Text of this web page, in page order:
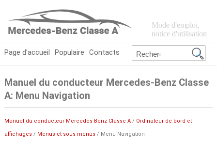
Mode d'emploi,
notice d'utilisation
Page d'accueil Populaire Contacts
Manuel du conducteur Mercedes-Benz Classe
A: Menu Navigation
Manuel du conducteur Mercedes-Benz Classe A/ Ordinateur de bord et
affichages / Menus et sous-menus / Menu Navigation